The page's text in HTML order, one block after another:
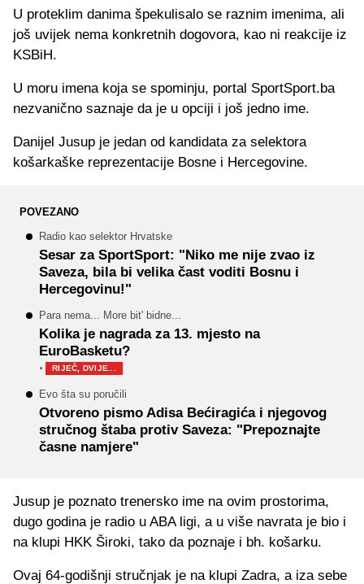
U proteklim danima špekulisalo se raznim imenima, ali
još uvijek nema konkretnih dogovora, kao ni reakcije iz
KSBiH.
U moru imena koja se spominju, portal SportSport.ba
nezvanično saznaje da je u opciji i još jedno ime.
Danijel Jusup je jedan od kandidata za selektora
košarkaške reprezentacije Bosne i Hercegovine.
POVEZANO
Radio kao selektor Hrvatske
Sesar za SportSport: "Niko me nije zvao iz
Saveza, bila bi velika čast voditi Bosnu i
Hercegovinu!"
Para nema... More bit' bidne...
Kolika je nagrada za 13. mjesto na
EuroBasketu?
· RIJEČ, DVIJE...
Evo šta su poručili
Otvoreno pismo Adisa Bećiragića i njegovog
stručnog štaba protiv Saveza: "Prepoznajte
časne namjere"
Jusup je poznato trenersko ime na ovim prostorima,
dugo godina je radio u ABA ligi, a u više navrata je bio i
na klupi HKK Široki, tako da poznaje i bh. košarku.
Ovaj 64-godišnji stručnjak je na klupi Zadra, a iza sebe